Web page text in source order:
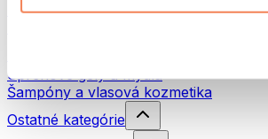
Pracie prostriedky
Sprchové gély a mydlá
Šampóny a vlasová kozmetika
Ostatné kategórie